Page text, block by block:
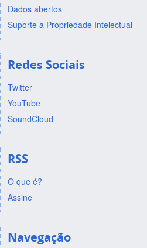
Dados abertos
Suporte a Propriedade Intelectual
Redes Sociais
Twitter
YouTube
SoundCloud
RSS
O que é?
Assine
Navegação